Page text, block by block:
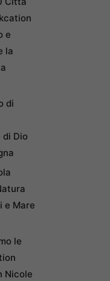
e
la
di
di Dio
e Mare
le
Nicole